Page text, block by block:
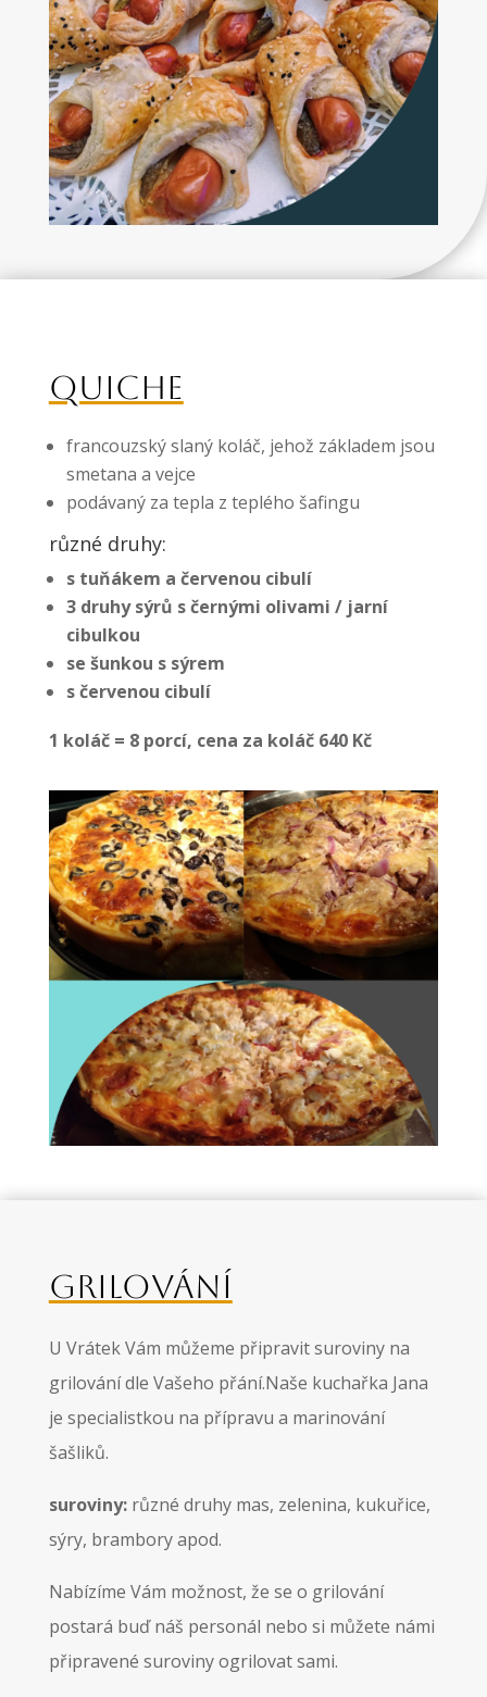
QUICHE
francouzský slaný koláč, jehož základem jsou
smetana a vejce
podávaný za tepla z teplého šafingu
různé druhy:
s tuňákem a červenou cibulí
3 druhy sýrů s černými olivami / jarní
cibulkou
se šunkou s sýrem
s červenou cibulí
1 koláč = 8 porcí, cena za koláč 640 Kč
GRILOVÁNÍ
U Vrátek Vám můžeme připravit suroviny na
grilování dle Vašeho přání.Naše kuchařka Jana
je specialistkou na přípravu a marinování
šašliků.
suroviny:různé druhy mas, zelenina, kukuřice,
sýry, brambory apod.
Nabízíme Vám možnost, že se o grilování
postará buď náš personál nebo si můžete námi
připravené suroviny ogrilovat sami.